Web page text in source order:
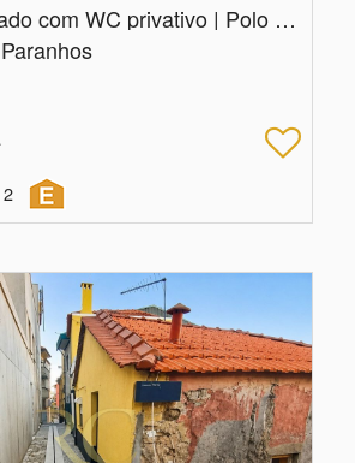
Quarto mobilado com WC privativo | Polo Universitário
2